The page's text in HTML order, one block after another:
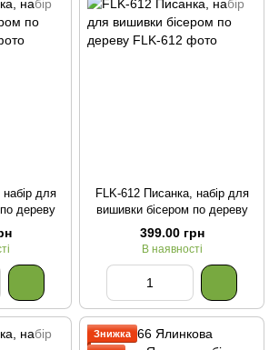
для
дереву
FLK-612 Писанка, набір для
вишивки бісером по дереву
399.00 грн
В наявності
Знижка